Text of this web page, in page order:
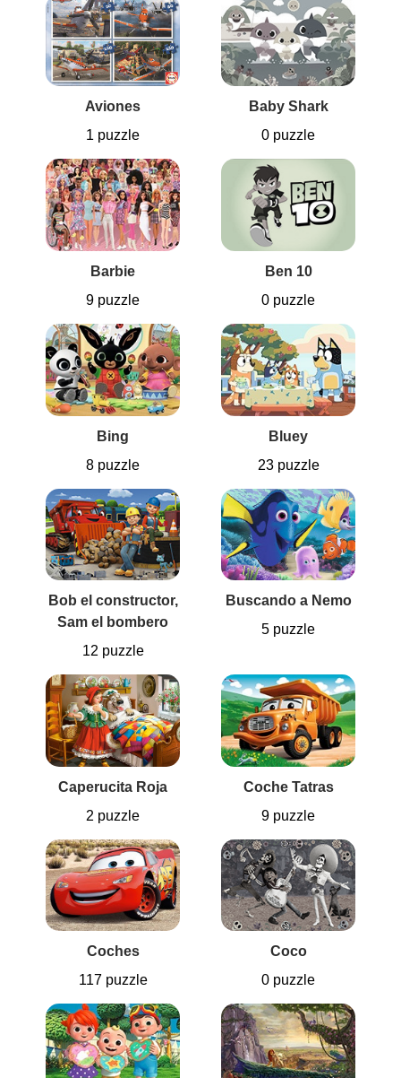
Aviones
1 puzzle
Baby Shark
0 puzzle
Barbie
9 puzzle
Ben 10
0 puzzle
Bing
8 puzzle
Bluey
23 puzzle
Bob el constructor,
Sam el bombero
12 puzzle
Buscando a Nemo
5 puzzle
Caperucita Roja
2 puzzle
Coche Tatras
9 puzzle
Coches
117 puzzle
Coco
0 puzzle